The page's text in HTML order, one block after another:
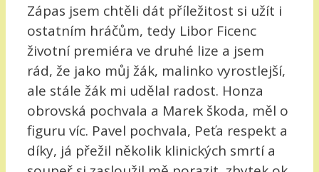
Zápas jsem chtěli dát příležitost si užít i
ostatním hráčům, tedy Libor Ficenc
životní premiéra ve druhé lize a jsem
rád, že jako můj žák, malinko vyrostlejší,
ale stále žák mi udělal radost. Honza
obrovská pochvala a Marek škoda, měl o
figuru víc. Pavel pochvala, Peťa respekt a
díky, já přežil několik klinických smrtí a